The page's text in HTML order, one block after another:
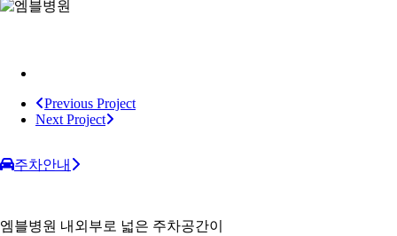
Previous Project
Next Project
주차안내
엠블병원 내외부로 넓은 주차공간이